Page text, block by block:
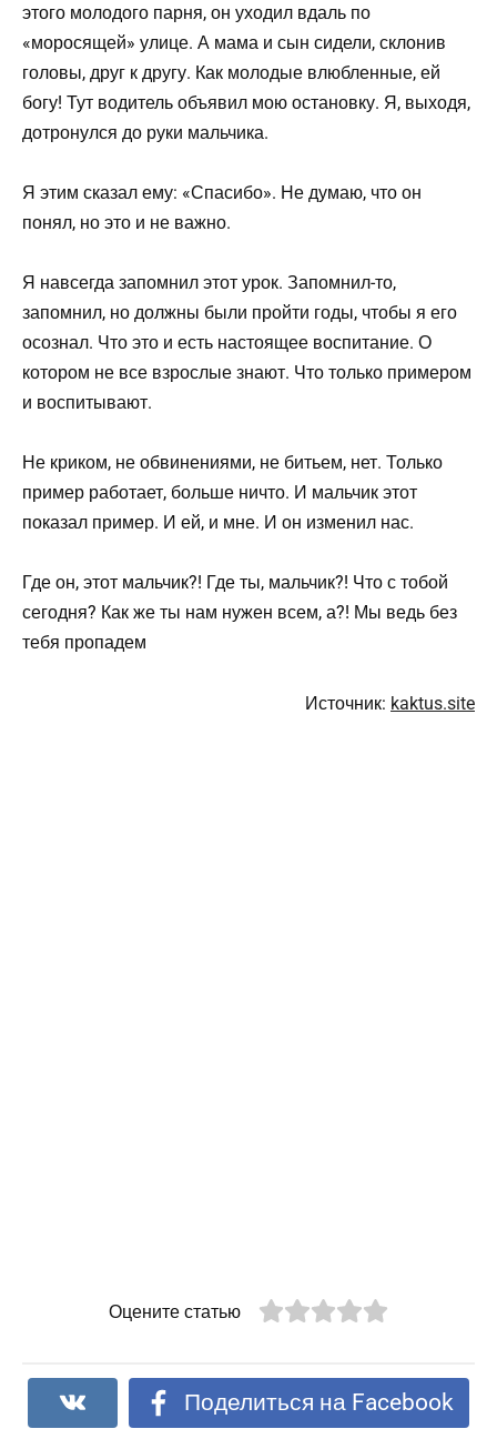
этого молодого парня, он уходил вдаль по
«моросящей» улице. А мама и сын сидели, склонив
головы, друг к другу. Как молодые влюбленные, ей
богу! Тут водитель объявил мою остановку. Я, выходя,
дотронулся до руки мальчика.
Я этим сказал ему: «Спасибо». Не думаю, что он
понял, но это и не важно.
Я навсегда запомнил этот урок. Запомнил-то,
запомнил, но должны были пройти годы, чтобы я его
осознал. Что это и есть настоящее воспитание. О
котором не все взрослые знают. Что только примером
и воспитывают.
Не криком, не обвинениями, не битьем, нет. Только
пример работает, больше ничто. И мальчик этот
показал пример. И ей, и мне. И он изменил нас.
Где он, этот мальчик?! Где ты, мальчик?! Что с тобой
сегодня? Как же ты нам нужен всем, а?! Мы ведь без
тебя пропадем
Источник: kaktus.site
Оцените статью
Поделиться на Facebook